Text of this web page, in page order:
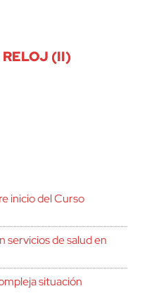
RELOJ (II)
inicio del Curso
servicios de salud en
situación